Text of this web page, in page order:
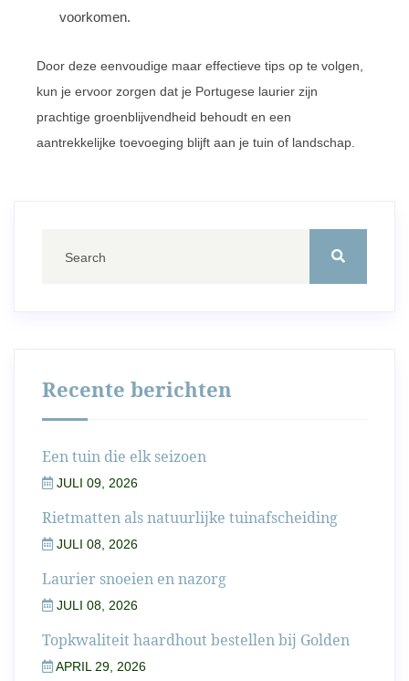
voorkomen.
Door deze eenvoudige maar effectieve tips op te volgen,
kun je ervoor zorgen dat je Portugese laurier zijn
prachtige groenblijvendheid behoudt en een
aantrekkelijke toevoeging blijft aan je tuin of landschap.
Recente berichten
Een tuin die elk seizoen
JULI 09, 2026
Rietmatten als natuurlijke tuinafscheiding
JULI 08, 2026
Laurier snoeien en nazorg
JULI 08, 2026
Topkwaliteit haardhout bestellen bij Golden
APRIL 29, 2026